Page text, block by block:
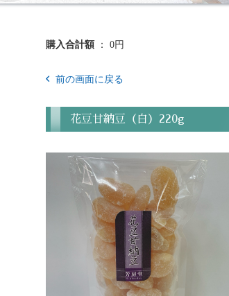
購入合計額 ： 0円
前の画面に戻る
花豆甘納豆（白）220g